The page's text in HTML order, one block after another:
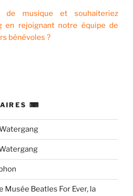
de musique et souhaiteriez
en rejoignant notre équipe de
bénévoles ?
⌨
Musée Beatles For Ever, la